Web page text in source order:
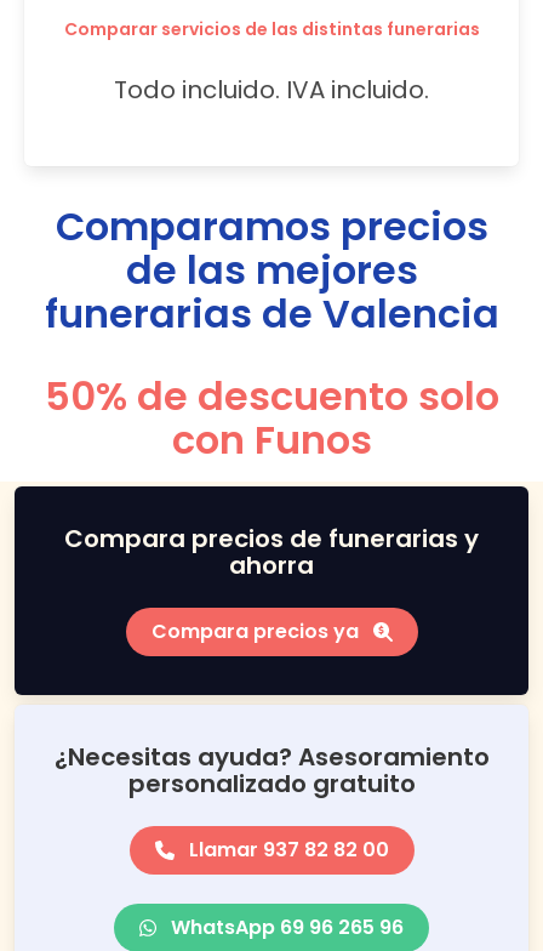
Comparar servicios de las distintas funerarias
Todo incluido. IVA incluido.
Comparamos precios
de las mejores
funerarias de Valencia
50% de descuento solo
con Funos
Compara precios de funerarias y
ahorra
Compara precios ya
¿Necesitas ayuda? Asesoramiento
personalizado gratuito
Llamar 937 82 82 00
WhatsApp 69 96 265 96